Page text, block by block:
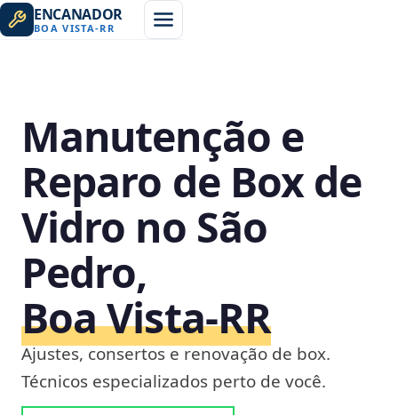
ENCANADOR
BOA VISTA-RR
Manutenção e
Reparo de Box de
Vidro no São
Pedro,
Boa Vista‑RR
Ajustes, consertos e renovação de box.
Técnicos especializados perto de você.